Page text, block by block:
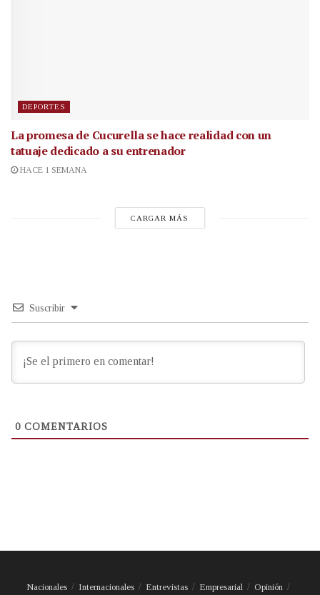
DEPORTES
La promesa de Cucurella se hace realidad con un
tatuaje dedicado a su entrenador
HACE 1 SEMANA
CARGAR MÁS
Suscribir
0 COMENTARIOS
Nacionales Internacionales Entrevistas Empresarial Opinión